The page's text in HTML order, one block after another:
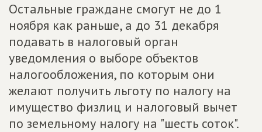
Остальные граждане смогут не до 1
ноября как раньше, а до 31 декабря
подавать в налоговый орган
уведомления о выборе объектов
налогообложения, по которым они
желают получить льготу по налогу на
имущество физлиц и налоговый вычет
по земельному налогу на "шесть соток".